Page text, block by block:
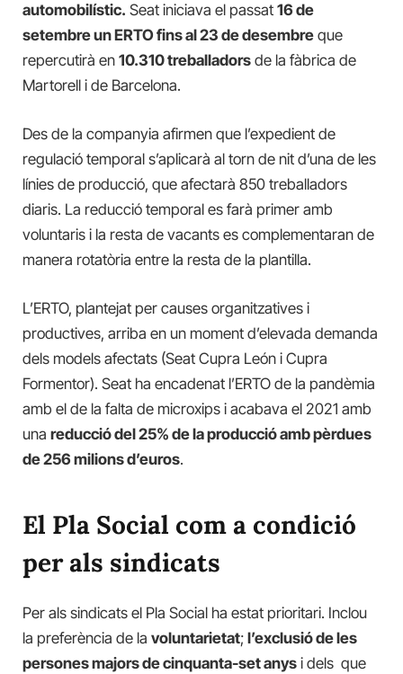
automobilístic. Seat iniciava el passat 16 de
setembre un ERTO fins al 23 de desembre que
repercutirà en 10.310 treballadors de la fàbrica de
Martorell i de Barcelona.
Des de la companyia afirmen que l’expedient de
regulació temporal s’aplicarà al torn de nit d’una de les
línies de producció, que afectarà 850 treballadors
diaris. La reducció temporal es farà primer amb
voluntaris i la resta de vacants es complementaran de
manera rotatòria entre la resta de la plantilla.
L’ERTO, plantejat per causes organitzatives i
productives, arriba en un moment d’elevada demanda
dels models afectats (Seat Cupra León i Cupra
Formentor). Seat ha encadenat l’ERTO de la pandèmia
amb el de la falta de microxips i acabava el 2021 amb
una reducció del 25% de la producció amb pèrdues
de 256 milions d’euros.
El Pla Social com a condició
per als sindicats
Per als sindicats el Pla Social ha estat prioritari. Inclou
la preferència de la voluntarietat; l’exclusió de les
persones majors de cinquanta-set anys i dels que